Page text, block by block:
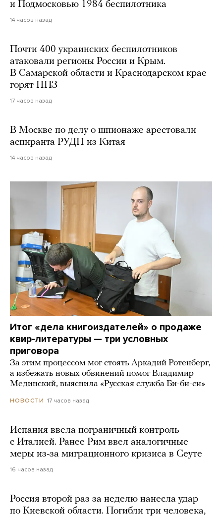
и Подмосковью 1984 беспилотника
14 часов назад
Почти 400 украинских беспилотников
атаковали регионы России и Крым.
В Самарской области и Краснодарском крае
горят НПЗ
17 часов назад
В Москве по делу о шпионаже арестовали
аспиранта РУДН из Китая
14 часов назад
Итог «дела книгоиздателей» о продаже
квир-литературы — три условных
приговора
За этим процессом мог стоять Аркадий Ротенберг,
а избежать новых обвинений помог Владимир
Мединский, выяснила «Русская служба Би-би-си»
НОВОСТИ 17 часов назад
Испания ввела пограничный контроль
с Италией. Ранее Рим ввел аналогичные
меры из-за миграционного кризиса в Сеуте
16 часов назад
Россия второй раз за неделю нанесла удар
по Киевской области. Погибли три человека,